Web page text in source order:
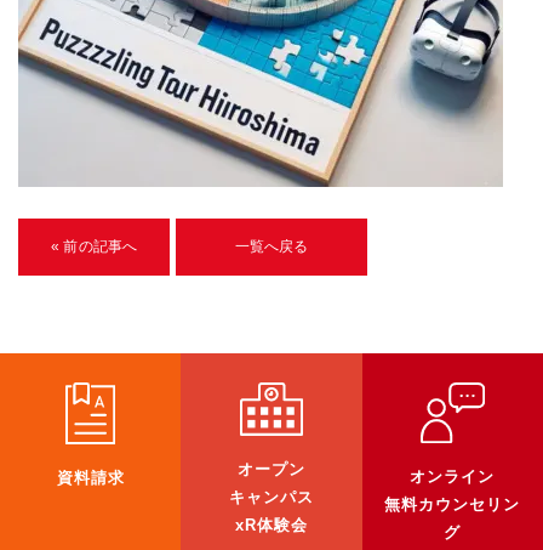
受講生紹介
イベント
企業向け
3D Gaussian Splatting アプリ開発研修
3DGSニュース
《受託開発》
« 前の記事へ 一覧へ戻る
資料請求
オープン
キャンパス
xR体験会
オンライン
無料カウンセリン
グ